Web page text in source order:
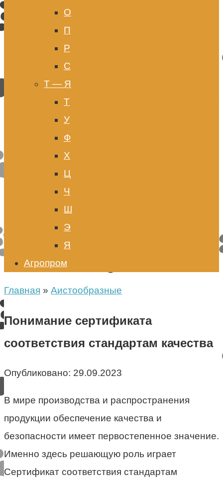
О
П
Р
С
Т — Я
Т
У
Ф
Х
Ц
Ч
Ш
Э
Я
Агропром
Главная » Аистообразные
Понимание сертификата
соответствия стандартам качества
Опубликовано: 29.09.2023
В мире производства и распространения
продукции обеспечение качества и
безопасности имеет первостепенное значение.
Именно здесь решающую роль играет
Сертификат соответствия стандартам